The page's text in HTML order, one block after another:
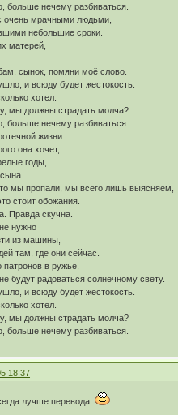
больше нечему разбиваться.
очень мрачными людьми,
небольшие сроки.
матерей,
сынок, помяни моё слово.
и всюду будет жестокость.
хотел.
мы должны страдать молча?
больше нечему разбиваться.
жизни.
она хочет,
годы,
мы пропали, мы всего лишь выясняем,
стоит обожания.
Правда скучна.
нужно
из машины,
там, где они сейчас.
в ружье,
будут радоваться солнечному свету.
и всюду будет жестокость.
хотел.
мы должны страдать молча?
больше нечему разбиваться.
18:37
лучше перевода.